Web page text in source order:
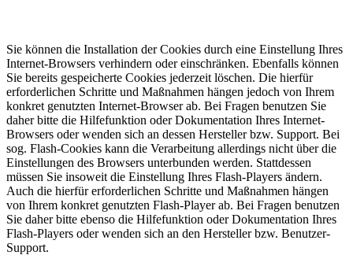
Sie können die Installation der Cookies durch eine Einstellung Ihres
Internet-Browsers verhindern oder einschränken. Ebenfalls können
Sie bereits gespeicherte Cookies jederzeit löschen. Die hierfür
erforderlichen Schritte und Maßnahmen hängen jedoch von Ihrem
konkret genutzten Internet-Browser ab. Bei Fragen benutzen Sie
daher bitte die Hilfefunktion oder Dokumentation Ihres Internet-
Browsers oder wenden sich an dessen Hersteller bzw. Support. Bei
sog. Flash-Cookies kann die Verarbeitung allerdings nicht über die
Einstellungen des Browsers unterbunden werden. Stattdessen
müssen Sie insoweit die Einstellung Ihres Flash-Players ändern.
Auch die hierfür erforderlichen Schritte und Maßnahmen hängen
von Ihrem konkret genutzten Flash-Player ab. Bei Fragen benutzen
Sie daher bitte ebenso die Hilfefunktion oder Dokumentation Ihres
Flash-Players oder wenden sich an den Hersteller bzw. Benutzer-
Support.